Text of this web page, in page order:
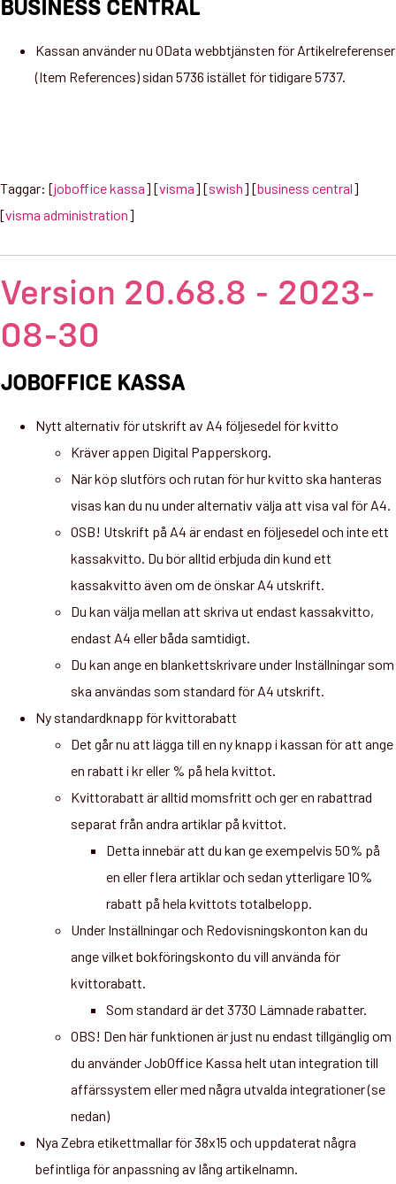
BUSINESS CENTRAL
Kassan använder nu OData webbtjänsten för Artikelreferenser
(Item References) sidan 5736 istället för tidigare 5737.
Taggar: [joboffice kassa] [visma] [swish] [business central]
[visma administration]
Version 20.68.8 - 2023-
08-30
JOBOFFICE KASSA
Nytt alternativ för utskrift av A4 följesedel för kvitto
Kräver appen Digital Papperskorg.
När köp slutförs och rutan för hur kvitto ska hanteras
visas kan du nu under alternativ välja att visa val för A4.
OSB! Utskrift på A4 är endast en följesedel och inte ett
kassakvitto. Du bör alltid erbjuda din kund ett
kassakvitto även om de önskar A4 utskrift.
Du kan välja mellan att skriva ut endast kassakvitto,
endast A4 eller båda samtidigt.
Du kan ange en blankettskrivare under Inställningar som
ska användas som standard för A4 utskrift.
Ny standardknapp för kvittorabatt
Det går nu att lägga till en ny knapp i kassan för att ange
en rabatt i kr eller % på hela kvittot.
Kvittorabatt är alltid momsfritt och ger en rabattrad
separat från andra artiklar på kvittot.
Detta innebär att du kan ge exempelvis 50% på
en eller flera artiklar och sedan ytterligare 10%
rabatt på hela kvittots totalbelopp.
Under Inställningar och Redovisningskonton kan du
ange vilket bokföringskonto du vill använda för
kvittorabatt.
Som standard är det 3730 Lämnade rabatter.
OBS! Den här funktionen är just nu endast tillgänglig om
du använder JobOffice Kassa helt utan integration till
affärssystem eller med några utvalda integrationer (se
nedan)
Nya Zebra etikettmallar för 38x15 och uppdaterat några
befintliga för anpassning av lång artikelnamn.